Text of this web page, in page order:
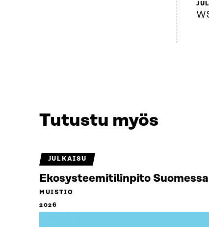
Tutustu myös
JULKAISU
Ekosysteemitilinpito
MUISTIO
2026